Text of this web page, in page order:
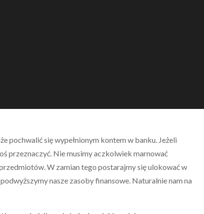
pochwalić się wypełnionym kontem w banku. Jeżeli
przeznaczyć. Nie musimy aczkolwiek marnować
W zamian tego postarajmy się ulokować w
nasze zasoby finansowe. Naturalnie nam na